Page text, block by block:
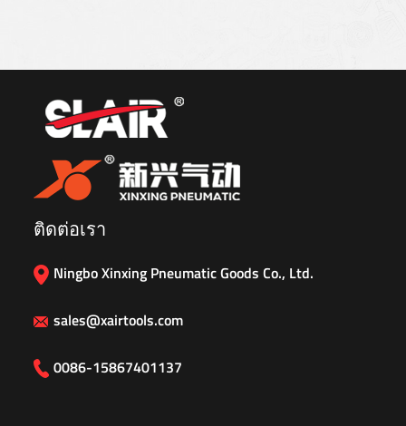
ติดต่อเรา
Ningbo Xinxing Pneumatic Goods Co., Ltd.
sales@xairtools.com
0086-15867401137